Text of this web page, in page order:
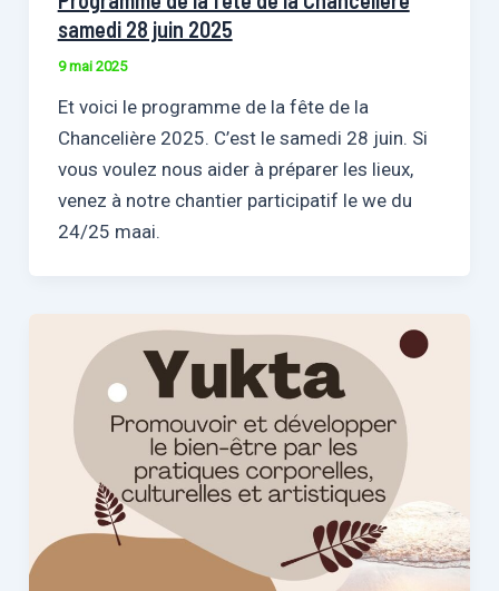
samedi 28 juin 2025
9 mai 2025
Et voici le programme de la fête de la
Chancelière 2025. C’est le samedi 28 juin. Si
vous voulez nous aider à préparer les lieux,
venez à notre chantier participatif le we du
24/25 maai.